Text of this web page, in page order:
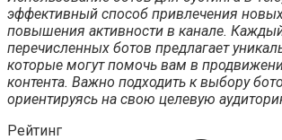
эффективный способ привлечения
повышения активности в канале.
перечисленных ботов предлагает
которые могут помочь вам в
контента. Важно подходить к выбору
ориентируясь на свою целевую
Рейтинг